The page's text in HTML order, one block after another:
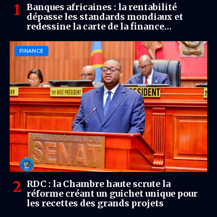
Banques africaines : la rentabilité
dépasse les standards mondiaux et
redessine la carte de la finance
FINANCE
RDC : la Chambre haute scrute la
réforme créant un guichet unique pour
les recettes des grands projets